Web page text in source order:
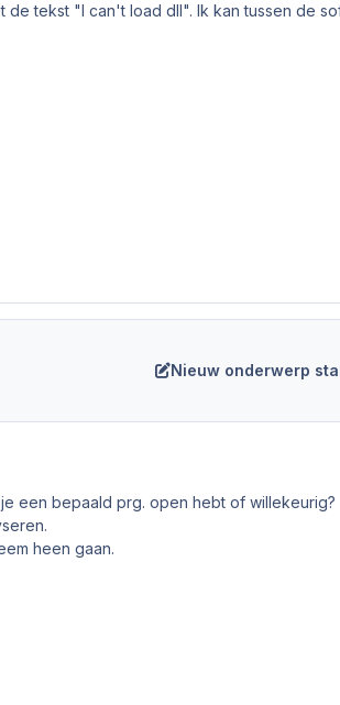
tekst "I can't load dll". Ik kan tussen de
Nieuw onderwerp
een bepaald prg. open hebt of willekeurig?
heen gaan.